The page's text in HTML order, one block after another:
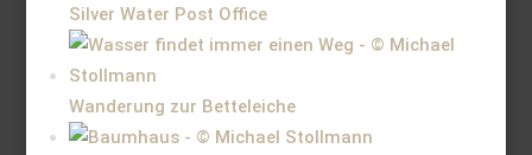
Silver Water Post Office
Wanderung zur Betteleiche